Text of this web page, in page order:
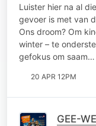
Luister hier na al
gevoer is met van
Ons droom? Om
winter – te
gefokus om saam…
20 APR 12PM
GEE-